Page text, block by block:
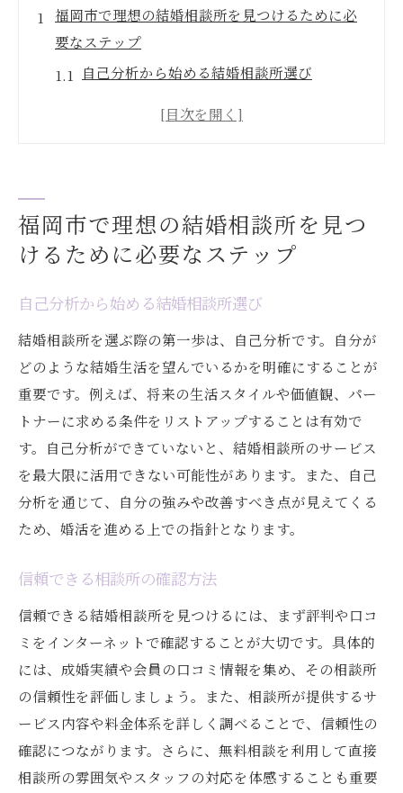
福岡市で理想の結婚相談所を見つけるために必
要なステップ
自己分析から始める結婚相談所選び
自分に合ったサポート体制の見極め方
結婚相談所選びの成功事例から学ぶ福岡市での
成功者の声から学ぶ理想の相談所選び
失敗を避けるためのポイント
成功事例に見るサポート体制の重要性
過去の成功事例から学ぶ効果的なアプロー
チ
成功に導く結婚相談所の活用法
福岡市の結婚相談所最新事情信頼性を見極める
最新の結婚相談所トレンドを知る
信頼できる情報源の選び方
実績のある相談所の共通点
成婚率を基にした信頼性の確認
福岡市での新しい婚活サービスとは
結婚相談所の信頼性を高める方法
福岡市で理想の結婚相談所を見つ
けるために必要なステップ
自己分析から始める結婚相談所選び
結婚相談所を選ぶ際の第一歩は、自己分析です。自分が
どのような結婚生活を望んでいるかを明確にすることが
重要です。例えば、将来の生活スタイルや価値観、パー
トナーに求める条件をリストアップすることは有効で
す。自己分析ができていないと、結婚相談所のサービス
を最大限に活用できない可能性があります。また、自己
分析を通じて、自分の強みや改善すべき点が見えてくる
ため、婚活を進める上での指針となります。
信頼できる相談所の確認方法
信頼できる結婚相談所を見つけるには、まず評判や口コ
ミをインターネットで確認することが大切です。具体的
には、成婚実績や会員の口コミ情報を集め、その相談所
の信頼性を評価しましょう。また、相談所が提供するサ
ービス内容や料金体系を詳しく調べることで、信頼性の
確認につながります。さらに、無料相談を利用して直接
相談所の雰囲気やスタッフの対応を体感することも重要